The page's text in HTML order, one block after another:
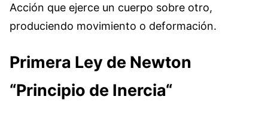
Acción que ejerce un cuerpo sobre otro,
produciendo movimiento o deformación.
Primera Ley de Newton
“Principio de Inercia“